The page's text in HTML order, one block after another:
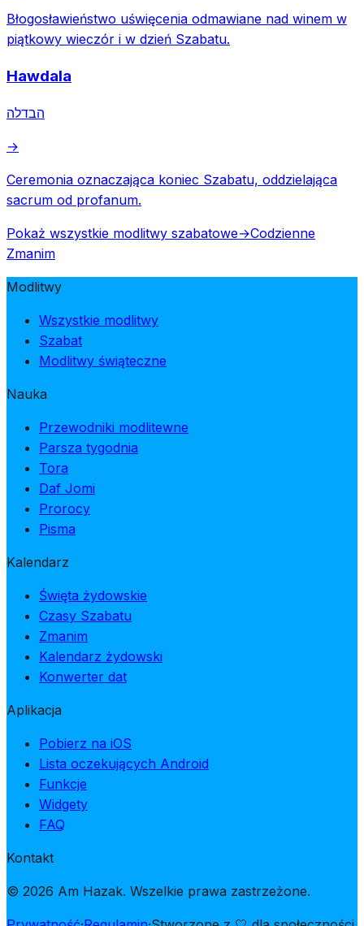
Błogosławieństwo uświęcenia odmawiane nad winem w
piątkowy wieczór i w dzień Szabatu.
Hawdala
הבדלה
→
Ceremonia oznaczająca koniec Szabatu, oddzielająca
sacrum od profanum.
Pokaż wszystkie modlitwy szabatowe→Codzienne
Zmanim
Modlitwy
Wszystkie modlitwy
Szabat
Modlitwy świąteczne
Nauka
Przewodniki modlitewne
Parsza tygodnia
Tora
Daf Jomi
Prorocy
Pisma
Kalendarz
Święta żydowskie
Czasy Szabatu
Zmanim
Kalendarz żydowski
Konwerter dat
Aplikacja
Pobierz na iOS
Lista oczekujących Android
Funkcje
Widgety
FAQ
Kontakt
© 2026 Am Hazak. Wszelkie prawa zastrzeżone.